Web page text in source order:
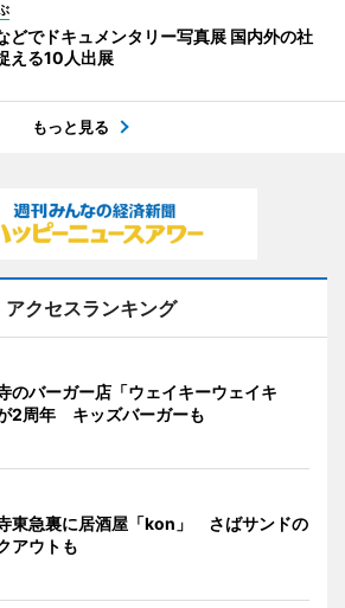
どでドキュメンタリー写真展 国内外の社
える10人出展
もっと見る
アクセスランキング
のバーガー店「ウェイキーウェイキ
2周年 キッズバーガーも
東急裏に居酒屋「kon」 さばサンドの
アウトも